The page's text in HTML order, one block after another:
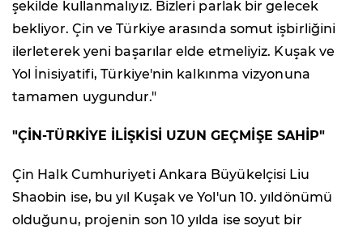
şekilde kullanmalıyız. Bizleri parlak bir gelecek
bekliyor. Çin ve Türkiye arasında somut işbirliğini
ilerleterek yeni başarılar elde etmeliyiz. Kuşak ve
Yol İnisiyatifi, Türkiye'nin kalkınma vizyonuna
tamamen uygundur."
"ÇİN-TÜRKİYE İLİŞKİSİ UZUN GEÇMİŞE SAHİP"
Çin Halk Cumhuriyeti Ankara Büyükelçisi Liu
Shaobin ise, bu yıl Kuşak ve Yol'un 10. yıldönümü
olduğunu, projenin son 10 yılda ise soyut bir